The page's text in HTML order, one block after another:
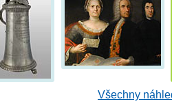
Všechny